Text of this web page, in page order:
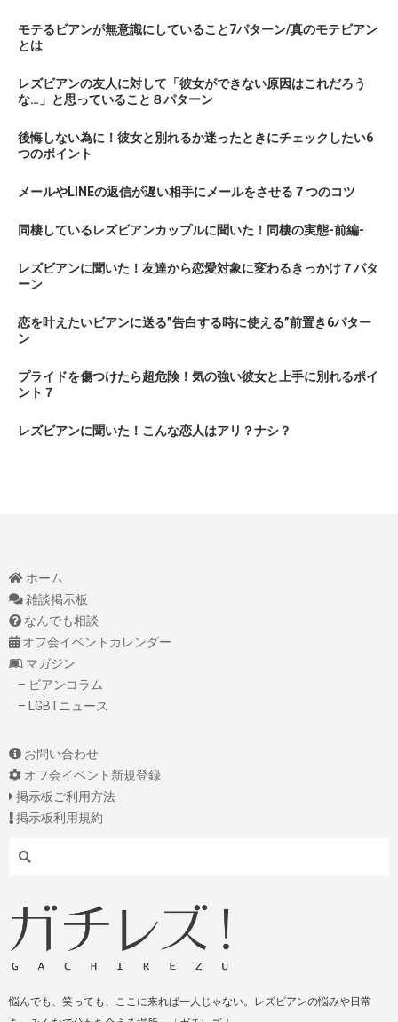
モテるビアンが無意識にしていること7パターン/真のモテビアン
とは
レズビアンの友人に対して「彼女ができない原因はこれだろう
な…」と思っていること８パターン
後悔しない為に！彼女と別れるか迷ったときにチェックしたい6
つのポイント
メールやLINEの返信が遅い相手にメールをさせる７つのコツ
同棲しているレズビアンカップルに聞いた！同棲の実態-前編-
レズビアンに聞いた！友達から恋愛対象に変わるきっかけ７パタ
ーン
恋を叶えたいビアンに送る”告白する時に使える”前置き6パター
ン
プライドを傷つけたら超危険！気の強い彼女と上手に別れるポイ
ント７
レズビアンに聞いた！こんな恋人はアリ？ナシ？
ホーム
雑談掲示板
なんでも相談
オフ会イベントカレンダー
マガジン
– ビアンコラム
– LGBTニュース
お問い合わせ
オフ会イベント新規登録
掲示板ご利用方法
掲示板利用規約
Search
悩んでも、笑っても、ここに来れば一人じゃない。レズビアンの悩みや日常